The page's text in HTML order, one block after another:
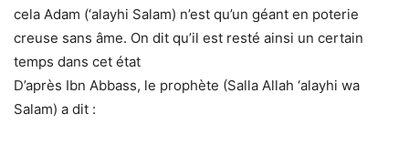
cela Adam (‘alayhi Salam) n’est qu’un géant en poterie
creuse sans âme. On dit qu’il est resté ainsi un certain
temps dans cet état
D’après Ibn Abbass, le prophète (Salla Allah ‘alayhi wa
Salam) a dit :